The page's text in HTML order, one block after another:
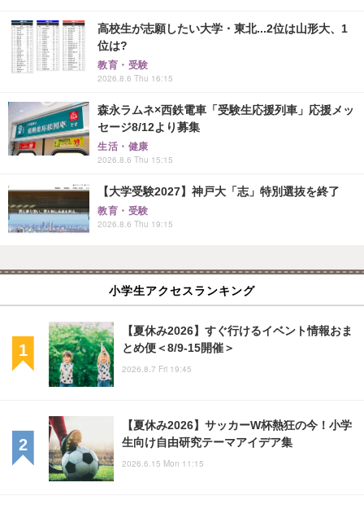
高校生が志願したい大学・東北...2位は山形大、1
位は?
教育・受験
2026.8.6 Thu 16:15
森永ラムネ×西鉄電車「受験生応援列車」応援メッ
セージ8/12より募集
生活・健康
2026.8.6 Thu 15:15
【大学受験2027】神戸大「志」特別選抜を終了
教育・受験
2026.8.6 Thu 19:15
小学生アクセスランキング
【夏休み2026】すぐ行けるイベント情報おま
とめ便＜8/9-15開催＞
2026.8.7 Fri 19:45
【夏休み2026】サッカーW杯熱狂の今！小学
生向け自由研究テーマアイデア集
2026.6.15 Mon 11:15